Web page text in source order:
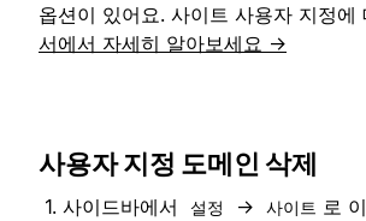
옵션이 있어요. 사이트 사용자 지정에
서에서 자세히 알아보세요 →
사용자 지정 도메인 삭제
사이드바에서 설정 → 사이트 로